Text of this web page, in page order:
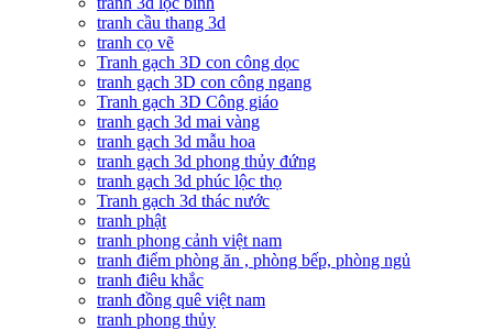
tranh cầu thang 3d
tranh cọ vẽ
Tranh gạch 3D con công dọc
tranh gạch 3D con công ngang
Tranh gạch 3D Công giáo
tranh gạch 3d mai vàng
tranh gạch 3d mẫu hoa
tranh gạch 3d phong thủy đứng
tranh gạch 3d phúc lộc thọ
Tranh gạch 3d thác nước
tranh phật
tranh phong cảnh việt nam
tranh điểm phòng ăn , phòng bếp, phòng ngủ
tranh điêu khắc
tranh đồng quê việt nam
tranh phong thủy